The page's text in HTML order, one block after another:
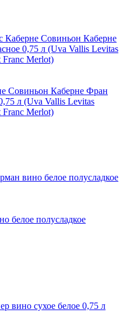
Совиньон Каберне Фран
л (Uva Vallis Levitas
Franc Merlot)
белое полусладкое